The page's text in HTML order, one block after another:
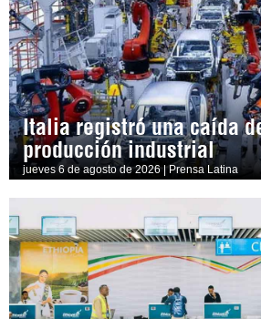
Italia registró una caída
producción industrial
jueves 6 de agosto de 2026 | Prensa Latina